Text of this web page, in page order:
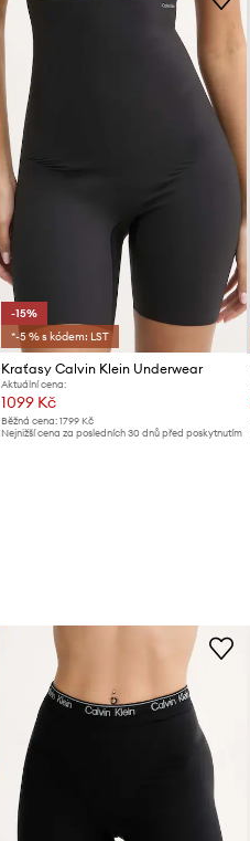
-15%
*-5 % s kódem: LST
Kraťasy Calvin Klein Underwear
Aktuální cena:
1099 Kč
Běžná cena: 1799 Kč
Nejnižší cena za posledních 30 dnů před poskytnutím